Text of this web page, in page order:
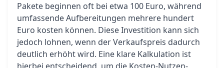
Pakete beginnen oft bei etwa 100 Euro, während
umfassende Aufbereitungen mehrere hundert
Euro kosten können. Diese Investition kann sich
jedoch lohnen, wenn der Verkaufspreis dadurch
deutlich erhöht wird. Eine klare Kalkulation ist